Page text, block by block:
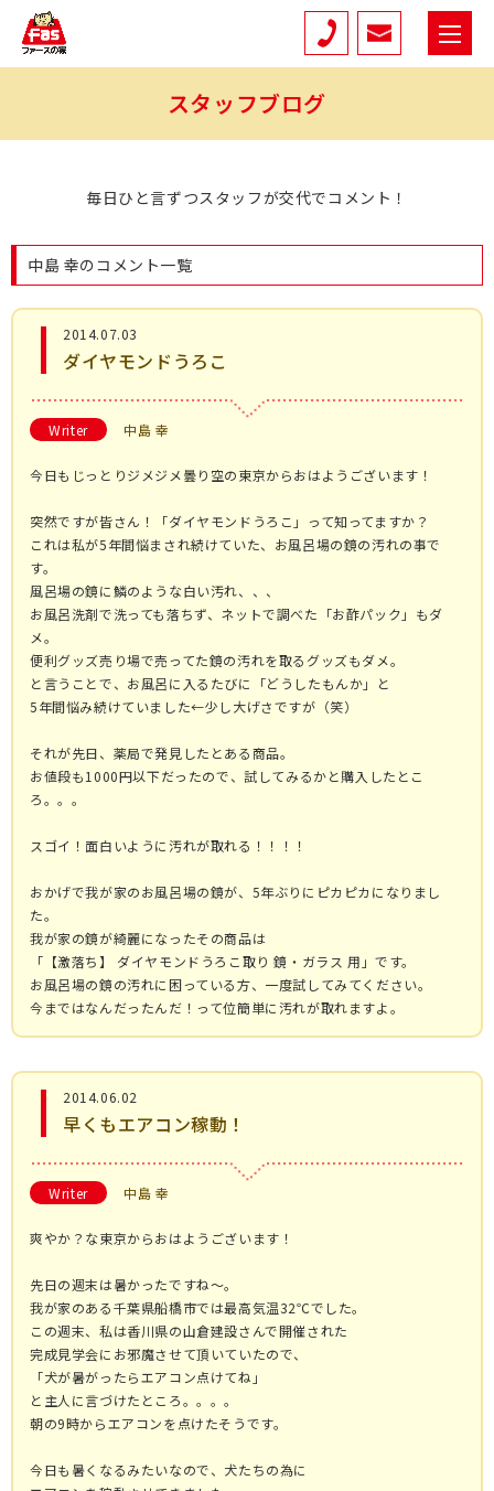
スタッフブログ
毎日ひと言ずつスタッフが交代でコメント！
中島 幸のコメント一覧
2014.07.03
ダイヤモンドうろこ
Writer 中島 幸
今日もじっとりジメジメ曇り空の東京からおはようございます！
突然ですが皆さん！「ダイヤモンドうろこ」って知ってますか？
これは私が5年間悩まされ続けていた、お風呂場の鏡の汚れの事で
す。
風呂場の鏡に鱗のような白い汚れ、、、
お風呂洗剤で洗っても落ちず、ネットで調べた「お酢パック」もダ
メ。
便利グッズ売り場で売ってた鏡の汚れを取るグッズもダメ。
と言うことで、お風呂に入るたびに「どうしたもんか」と
5年間悩み続けていました←少し大げさですが（笑）
それが先日、薬局で発見したとある商品。
お値段も1000円以下だったので、試してみるかと購入したとこ
ろ。。。
スゴイ！面白いように汚れが取れる！！！！
おかげで我が家のお風呂場の鏡が、5年ぶりにピカピカになりまし
た。
我が家の鏡が綺麗になったその商品は
「【激落ち】 ダイヤモンドうろこ取り 鏡・ガラス 用」です。
お風呂場の鏡の汚れに困っている方、一度試してみてください。
今まではなんだったんだ！って位簡単に汚れが取れますよ。
2014.06.02
早くもエアコン稼動！
Writer 中島 幸
爽やか？な東京からおはようございます！
先日の週末は暑かったですね～。
我が家のある千葉県船橋市では最高気温32℃でした。
この週末、私は香川県の山倉建設さんで開催された
完成見学会にお邪魔させて頂いていたので、
「犬が暑がったらエアコン点けてね」
と主人に言づけたところ。。。。
朝の9時からエアコンを点けたそうです。
今日も暑くなるみたいなので、犬たちの為に